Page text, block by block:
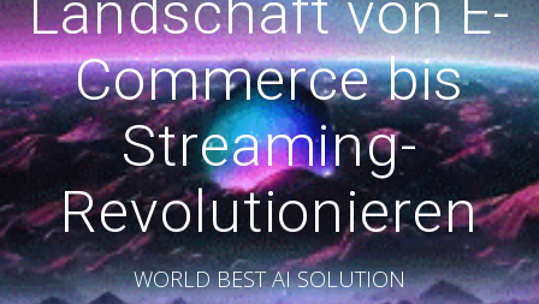
Commerce bis
Streaming-
Revolutionieren
WORLD BEST AI SOLUTION